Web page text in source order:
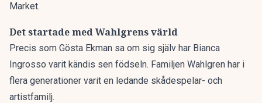
Market.
Det startade med Wahlgrens värld
Precis som Gösta Ekman sa om sig själv har Bianca
Ingrosso varit kändis sen födseln. Familjen Wahlgren har i
flera generationer varit en ledande skådespelar- och
artistfamilj.